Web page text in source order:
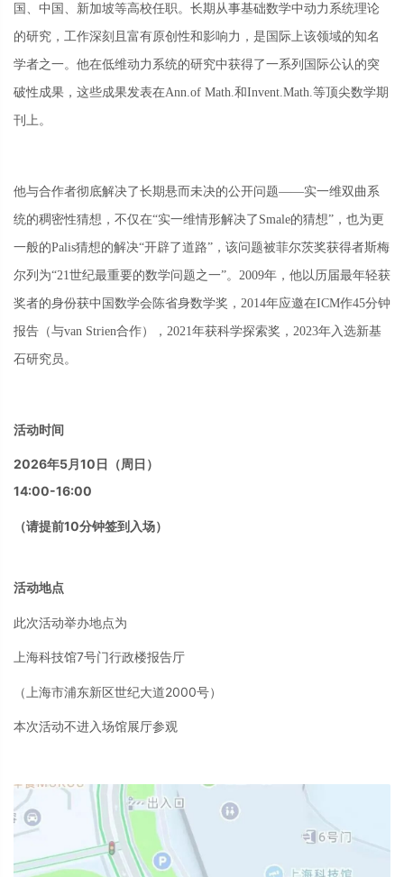
国、中国、新加坡等高校任职。长期从事基础数学中动力系统理论
的研究，工作深刻且富有原创性和影响力，是国际上该领域的知名
学者之一。他在低维动力系统的研究中获得了一系列国际公认的突
破性成果，这些成果发表在Ann.of Math.和Invent.Math.等顶尖数学期
刊上。
他与合作者彻底解决了长期悬而未决的公开问题——实一维双曲系
统的稠密性猜想，不仅在“实一维情形解决了Smale的猜想”，也为更
一般的Palis猜想的解决“开辟了道路”，该问题被菲尔茨奖获得者斯梅
尔列为“21世纪最重要的数学问题之一”。2009年，他以历届最年轻获
奖者的身份获中国数学会陈省身数学奖，2014年应邀在ICM作45分钟
报告（与van Strien合作），2021年获科学探索奖，2023年入选新基
石研究员。
活动时间
2026年5月10日（周日）
14:00-16:00
（请提前10分钟签到入场）
活动地点
此次活动举办地点为
上海科技馆7号门行政楼报告厅
（上海市浦东新区世纪大道2000号）
本次活动不进入场馆展厅参观